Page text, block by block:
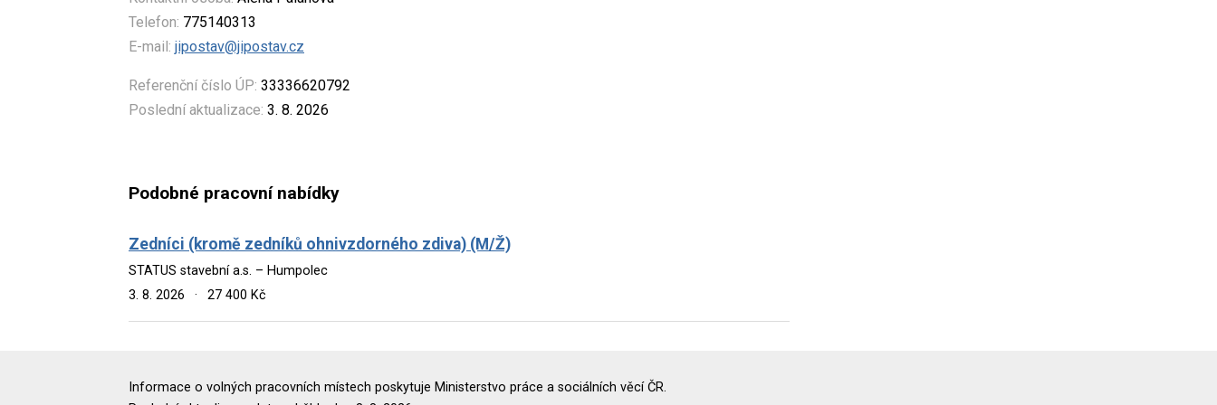
Telefon: 775140313
E-mail: jipostav@jipostav.cz
Referenční číslo ÚP: 33336620792
Poslední aktualizace: 3. 8. 2026
Podobné pracovní nabídky
Zedníci (kromě zedníků ohnivzdorného zdiva) (M/Ž)
STATUS stavební a.s. – Humpolec
3. 8. 2026
· 27 400 Kč
Informace o volných pracovních místech poskytuje Ministerstvo práce a sociálních věcí ČR.